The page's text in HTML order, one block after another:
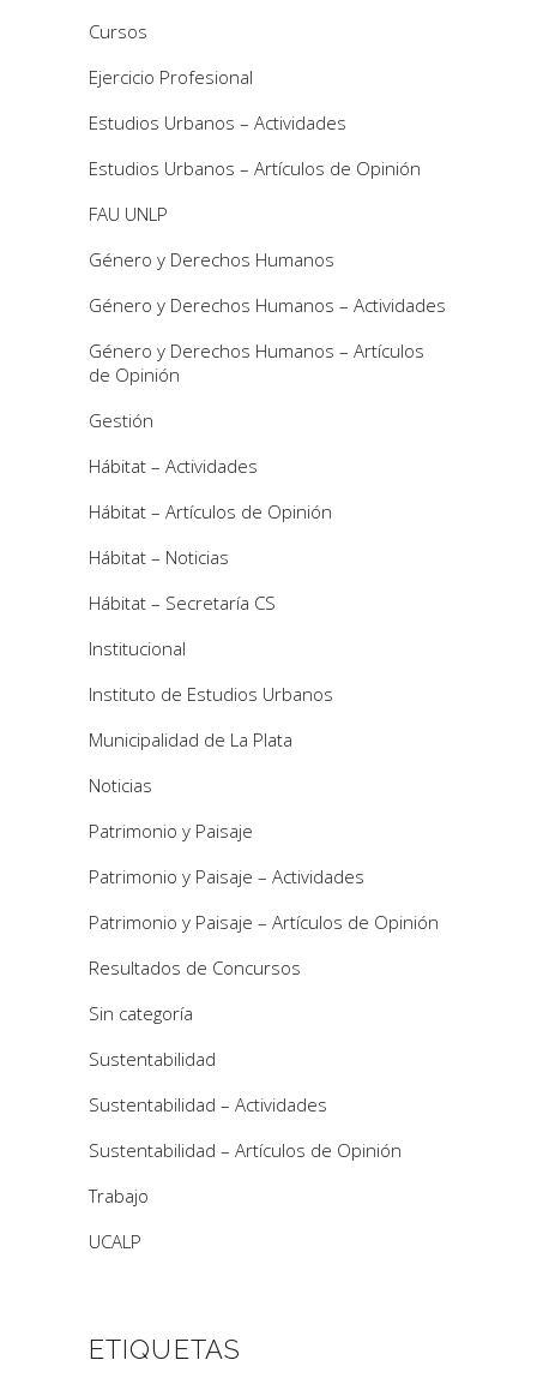
Cursos
Ejercicio Profesional
Estudios Urbanos – Actividades
Estudios Urbanos – Artículos de Opinión
FAU UNLP
Género y Derechos Humanos
Género y Derechos Humanos – Actividades
Género y Derechos Humanos – Artículos
de Opinión
Gestión
Hábitat – Actividades
Hábitat – Artículos de Opinión
Hábitat – Noticias
Hábitat – Secretaría CS
Institucional
Instituto de Estudios Urbanos
Municipalidad de La Plata
Noticias
Patrimonio y Paisaje
Patrimonio y Paisaje – Actividades
Patrimonio y Paisaje – Artículos de Opinión
Resultados de Concursos
Sin categoría
Sustentabilidad
Sustentabilidad – Actividades
Sustentabilidad – Artículos de Opinión
Trabajo
UCALP
ETIQUETAS